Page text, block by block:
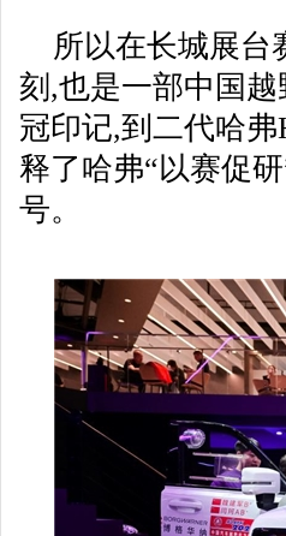
所以在长城展台
刻,也是一部中国
冠印记,到二代哈
释了哈弗“以赛促
号。